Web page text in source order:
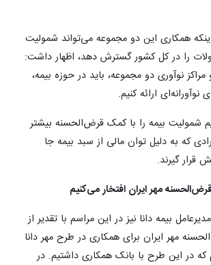
همکاری این دو مجموعه می‌تواند شمولیت
را در کل کشور گسترش دهد، اظهار داشت:
مراکز نوآوری دو مجموعه، باید در حوزه بیمه،
ارائه کنیم.
شمولیت بیمه را با کمک قرض‌الحسنه بیشتر
که به دلیل توان مالی از سبد بیمه جا
قرار گیرند.
مهر ایران افتخار می‌کنیم
بیمه دانا نیز در این مراسم با تقدیر از
مهر ایران برای همکاری در طرح مهر دانا
که در این طرح با بانک همکاری داشتیم. در